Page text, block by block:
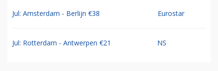
Jul: Amsterdam - Berlijn €38 Eurostar
Jul: Rotterdam - Antwerpen €21 NS